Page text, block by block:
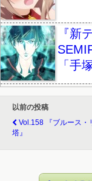
『新
「手
以前の投稿
Vol.158 『ブルース・
塔』